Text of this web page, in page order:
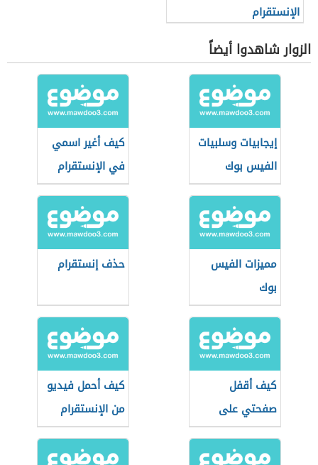
الإنستقرام
الزوار شاهدوا أيضاً
إيجابيات وسلبيات
الفيس بوك
كيف أغير اسمي
في الإنستقرام
مميزات الفيس
بوك
حذف إنستقرام
كيف أقفل
صفحتي على
الفيس بوك
كيف أحمل فيديو
من الإنستقرام